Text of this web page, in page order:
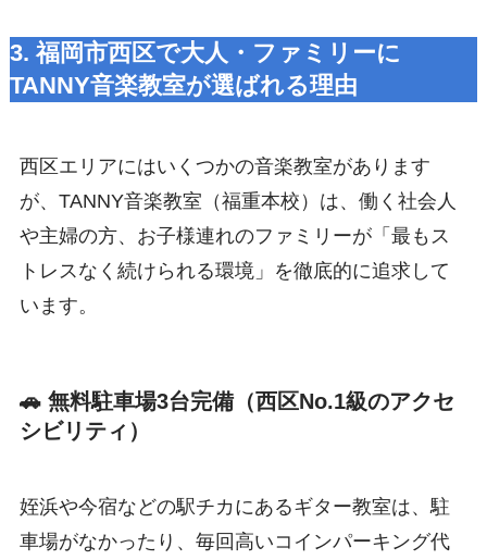
3. 福岡市西区で大人・ファミリーに
TANNY音楽教室が選ばれる理由
西区エリアにはいくつかの音楽教室があります
が、TANNY音楽教室（福重本校）は、働く社会人
や主婦の方、お子様連れのファミリーが「最もス
トレスなく続けられる環境」を徹底的に追求して
います。
🚗 無料駐車場3台完備（西区No.1級のアクセ
シビリティ）
姪浜や今宿などの駅チカにあるギター教室は、駐
車場がなかったり、毎回高いコインパーキング代